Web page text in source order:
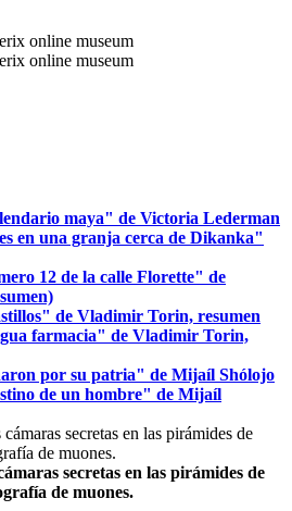
maya" de Victoria Lederman
en una granja cerca de Dikanka"
12 de la calle Florette" de
de Vladimir Torin, resumen
farmacia" de Vladimir Torin,
por su patria" de Mijaíl Shólojo
de un hombre" de Mijaíl
secretas en las pirámides de
de muones.